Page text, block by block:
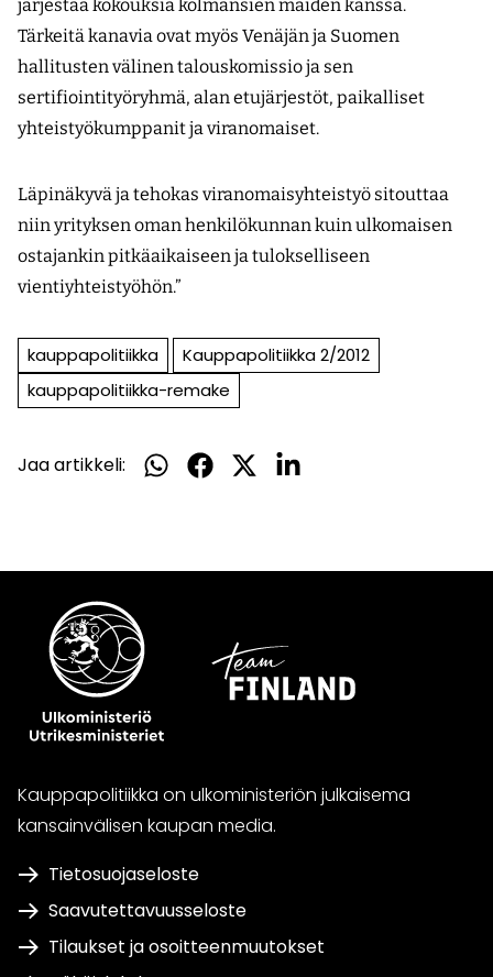
järjestää kokouk­­sia kolmansien maiden kanssa.
Tärkeitä kanavia ovat myös Venäjän ja Suomen
hallitusten välinen talousk­omissio ja sen
sertifiointityöryhmä, alan etu­järjestöt, paikalliset
yhteistyökumppanit ja viranomaiset.
Läpinäkyvä ja tehokas viranomaisyhteistyö sitouttaa
niin yrityksen oman henkilökunnan kuin ulkomaisen
ostajankin pitkäaikaiseen ja tulokselliseen
vientiyhteistyöhön.”
kauppapolitiikka
Kauppapolitiikka 2/2012
kauppapolitiikka-remake
Jaa artikkeli:
Jaa
Jaa
Jaa
Jaa
Kauppapolitiikka on ulkoministeriön julkaisema
kansainvälisen kaupan media.
Tietosuojaseloste
Saavutettavuusseloste
Tilaukset ja osoitteenmuutokset